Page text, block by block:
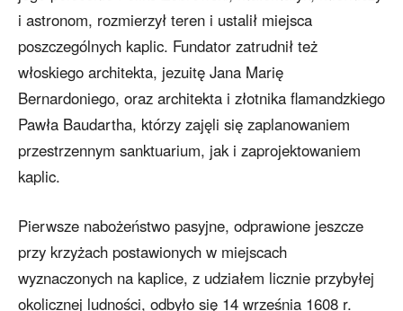
i astronom, rozmierzył teren i ustalił miejsca
poszczególnych kaplic. Fundator zatrudnił też
włoskiego architekta, jezuitę Jana Marię
Bernardoniego, oraz architekta i złotnika flamandzkiego
Pawła Baudartha, którzy zajęli się zaplanowaniem
przestrzennym sanktuarium, jak i zaprojektowaniem
kaplic.
Pierwsze nabożeństwo pasyjne, odprawione jeszcze
przy krzyżach postawionych w miejscach
wyznaczonych na kaplice, z udziałem licznie przybyłej
okolicznej ludności, odbyło się 14 września 1608 r.